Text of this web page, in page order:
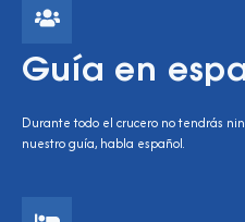
Guía en
Durante todo el crucero no tendrás
nuestro guía, habla español.